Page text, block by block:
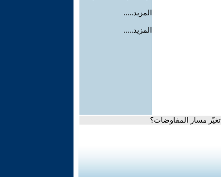
المزيد.....
المزيد.....
مسار المفاوضات؟